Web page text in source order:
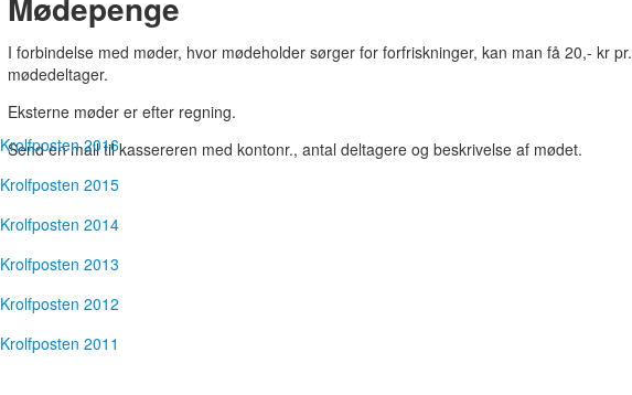
I forbindelse med møder, hvor mødeholder sørger for forfriskninger, kan man få 20,- kr pr.
mødedeltager.
Eksterne møder er efter regning.
Send en mail til kassereren med kontonr., antal deltagere og beskrivelse af mødet.
Krolfposten 2016
Krolfposten 2015
Krolfposten 2014
Krolfposten 2013
Krolfposten 2012
Krolfposten 2011